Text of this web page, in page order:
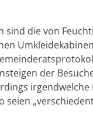
sind die von
der
irgendwelche
seien